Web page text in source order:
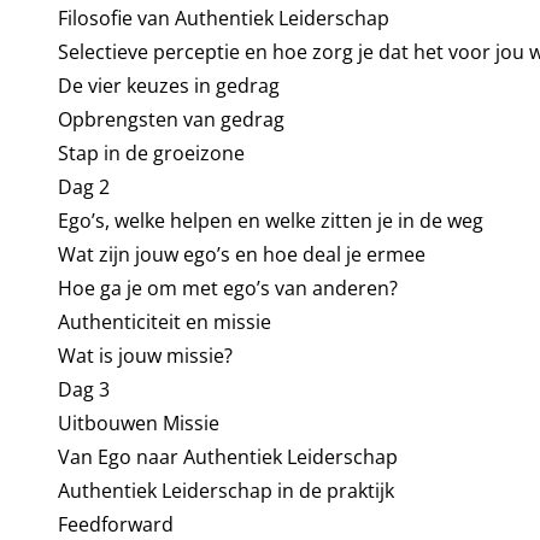
Filosofie van Authentiek Leiderschap
Selectieve perceptie en hoe zorg je dat het voor jou
De vier keuzes in gedrag
Opbrengsten van gedrag
Stap in de groeizone
Dag 2
Ego’s, welke helpen en welke zitten je in de weg
Wat zijn jouw ego’s en hoe deal je ermee
Hoe ga je om met ego’s van anderen?
Authenticiteit en missie
Wat is jouw missie?
Dag 3
Uitbouwen Missie
Van Ego naar Authentiek Leiderschap
Authentiek Leiderschap in de praktijk
Feedforward